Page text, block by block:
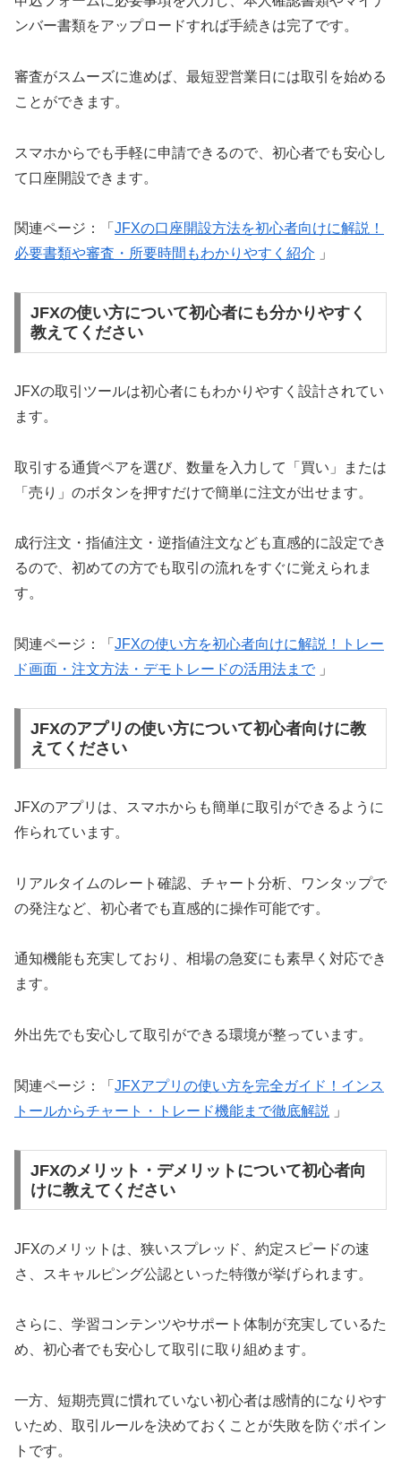
ンバー書類をアップロードすれば手続きは完了です。
審査がスムーズに進めば、最短翌営業日には取引を始める
ことができます。
スマホからでも手軽に申請できるので、初心者でも安心し
て口座開設できます。
関連ページ：「 JFXの口座開設方法を初心者向けに解説！
必要書類や審査・所要時間もわかりやすく紹介
」
JFXの使い方について初心者にも分かりやすく
教えてください
JFXの取引ツールは初心者にもわかりやすく設計されてい
ます。
取引する通貨ペアを選び、数量を入力して「買い」または
「売り」のボタンを押すだけで簡単に注文が出せます。
成行注文・指値注文・逆指値注文なども直感的に設定でき
るので、初めての方でも取引の流れをすぐに覚えられま
す。
関連ページ：「 JFXの使い方を初心者向けに解説！トレー
ド画面・注文方法・デモトレードの活用法まで 」
JFXのアプリの使い方について初心者向けに教
えてください
JFXのアプリは、スマホからも簡単に取引ができるように
作られています。
リアルタイムのレート確認、チャート分析、ワンタップで
の発注など、初心者でも直感的に操作可能です。
通知機能も充実しており、相場の急変にも素早く対応でき
ます。
外出先でも安心して取引ができる環境が整っています。
関連ページ：「 JFXアプリの使い方を完全ガイド！インス
トールからチャート・トレード機能まで徹底解説
」
JFXのメリット・デメリットについて初心者向
けに教えてください
JFXのメリットは、狭いスプレッド、約定スピードの速
さ、スキャルピング公認といった特徴が挙げられます。
さらに、学習コンテンツやサポート体制が充実しているた
め、初心者でも安心して取引に取り組めます。
一方、短期売買に慣れていない初心者は感情的になりやす
いため、取引ルールを決めておくことが失敗を防ぐポイン
トです。